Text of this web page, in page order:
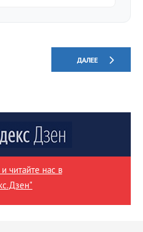
ДАЛЕЕ
читайте нас в